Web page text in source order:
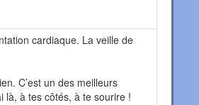
cardiaque. La veille de
C’est un des meilleurs
là, à tes côtés, à te sourire !